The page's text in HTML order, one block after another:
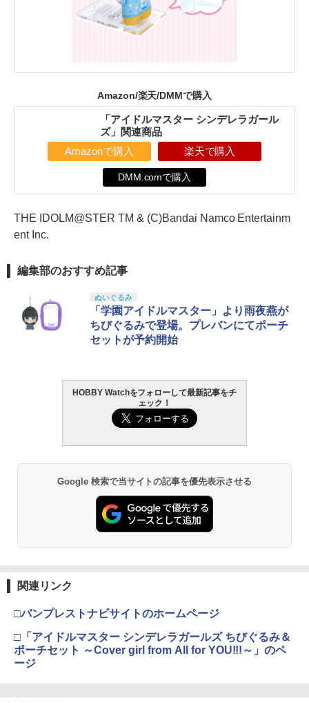
Amazon/楽天/DMMで購入
「アイドルマスター シンデレラガール
ズ」関連商品
Amazonで購入 楽天で購入
DMM.comで購入
THE IDOLM@STER TM & (C)Bandai Namco Entertainm
ent Inc.
編集部のおすすめ記事
ぬいぐるみ
「学園アイドルマスター」より雨夜燕が
ちびぐるみで登場。プレバンにてポーチ
セットが予約開始
HOBBY Watchをフォローして最新記事をチ
ェック！
Google 検索で当サイトの記事を優先表示させる
関連リンク
□バンプレストナビサイトのホームページ
□「アイドルマスター シンデレラガールズ ちびぐるみ＆
ポーチセット ～Cover girl from All for YOU!!!～」のペ
ージ